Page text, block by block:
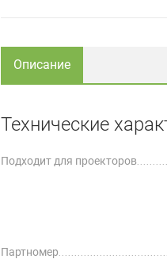
Описание
Технические
Подходит для проекторов
Партномер